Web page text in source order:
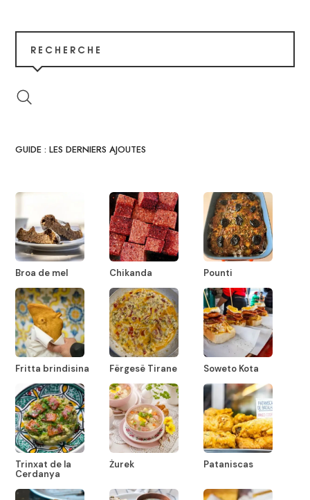
RECHERCHE
GUIDE : LES DERNIERS AJOUTES
Broa de mel Chikanda Pounti
Fritta brindisina Fërgesë Tirane Soweto Kota
Trinxat de la
Cerdanya
Żurek Pataniscas